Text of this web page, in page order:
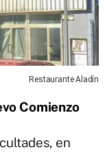
Restaurante Aladín
Comienzo
en